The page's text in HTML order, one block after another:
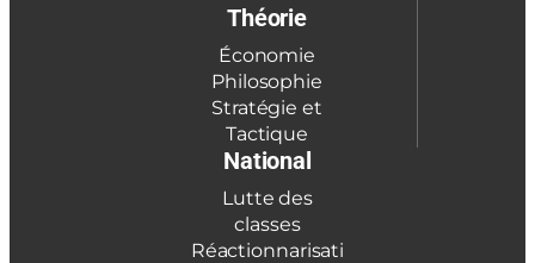
Théorie
Économie
Philosophie
Stratégie et
Tactique
National
Lutte des
classes
Réactionnarisati